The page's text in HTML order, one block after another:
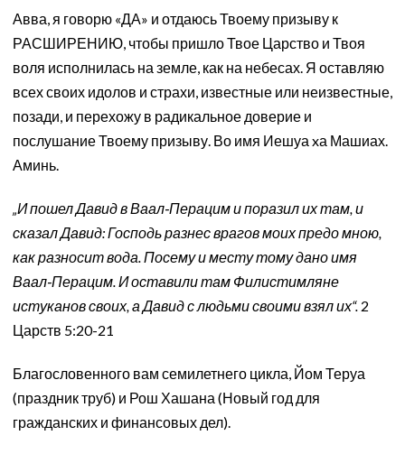
Авва, я говорю «ДА» и отдаюсь Твоему призыву к
РАСШИРЕНИЮ, чтобы пришло Твое Царство и Твоя
воля исполнилась на земле, как на небесах. Я оставляю
всех своих идолов и страхи, известные или неизвестные,
позади, и перехожу в радикальное доверие и
послушание Твоему призыву. Во имя Иешуа xа Машиах.
Аминь.
„И пошел Давид в Ваал‐Перацим и поразил их там, и
сказал Давид: Господь разнес врагов моих предо мною,
как разносит вода. Посему и месту тому дано имя
Ваал‐Перацим. И оставили там Филистимляне
истуканов своих, а Давид с людьми своими взял их“. 2
Царств 5:20-21
Благословенного вам семилетнего цикла, Йом Теруа
(праздник труб) и Рош Хашана (Новый год для
гражданских и финансовых дел).